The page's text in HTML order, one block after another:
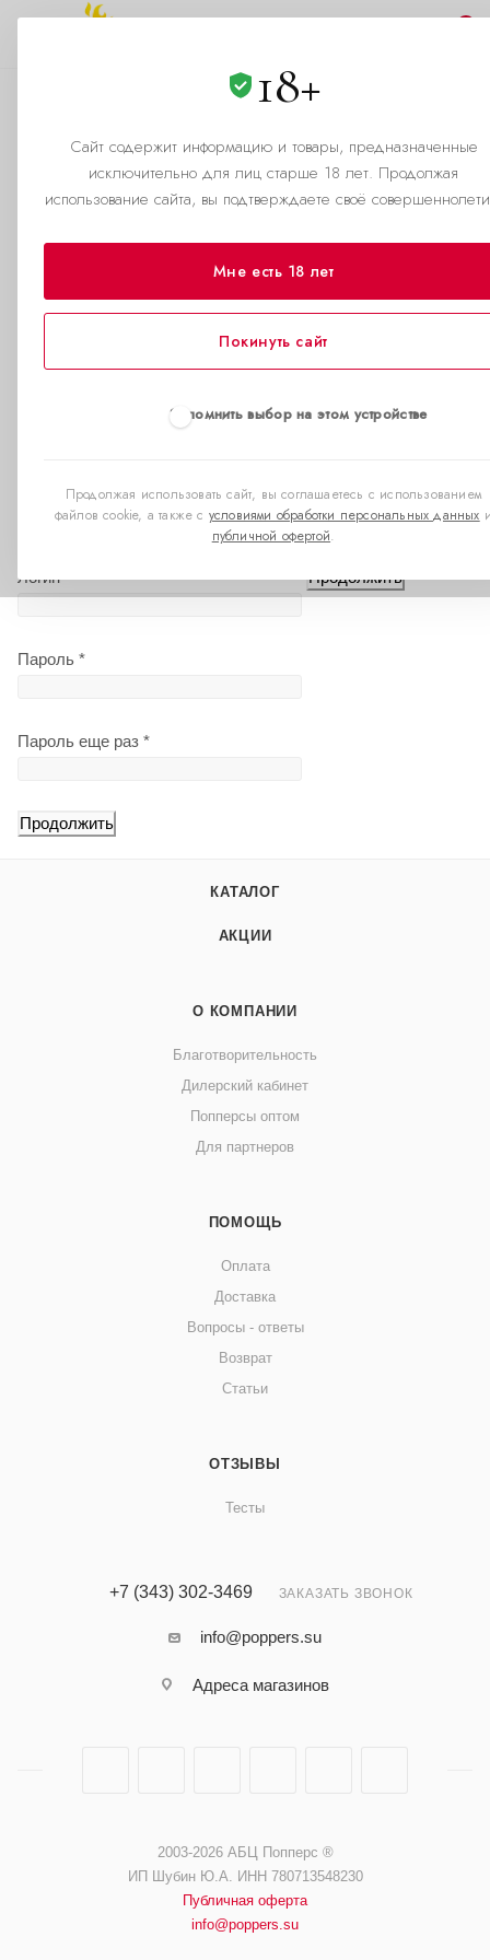
18+
Сайт содержит информацию и товары, предназначенные
исключительно для лиц старше 18 лет. Продолжая
использование сайта, вы подтверждаете своё
Мне есть 18 лет
Покинуть сайт
Запомнить выбор на этом устройстве
Продолжая использовать сайт, вы соглашаетесь с использованием
файлов cookie, а также с условиями обработки персональных данных
публичной офертой.
Регистрация аффилиата
Главная страница —
АБЦ Попперс — официальный сайт производителя попперсов в
Екатеринбурге
Если вы еще не зарегистрированы
на сайте
E-Mail*
Логин*
Пароль *
Пароль еще раз *
Если вы уже
зарегистрированы на
Логин *
Пароль *
КАТАЛОГ
АКЦИИ
О КОМПАНИИ
Благотворительность
Дилерский кабинет
Попперсы оптом
Для партнеров
ПОМОЩЬ
Оплата
Доставка
Вопросы - ответы
Возврат
Статьи
ОТЗЫВЫ
Тесты
+7 (343) 302-3469 ЗАКАЗАТЬ ЗВОНОК
info@poppers.su
Адреса магазинов
2003-2026 АБЦ Попперс ®️️
ИП Шубин Ю.А. ИНН 780713548230
Публичная оферта
info@poppers.su